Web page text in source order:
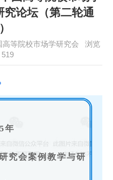
论坛（第二轮通
高等院校市场学研究会 浏览
519
年
究会案例教学与研